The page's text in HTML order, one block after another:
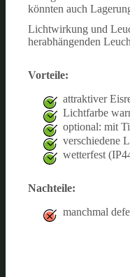
könnten auch
Lichtwirkung und
herabhängenden
Vorteile:
attraktiver
Lichtfarbe
optional: mit
verschiedene
wetterfest
Nachteile:
manchmal